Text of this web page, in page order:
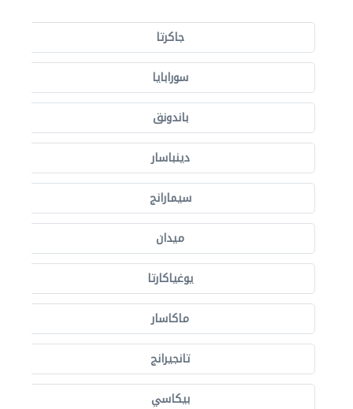
جاكرتا
سورابايا
باندونق
دينباسار
سيمارانج
ميدان
يوغياكارتا
ماكاسار
تانجيرانج
بيكاسي